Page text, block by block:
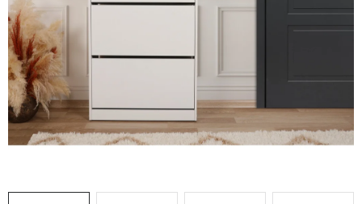
PREDSIENE
PRACOVŇA / KANCELÁRIA
KÚPEĽŇA
DETSKÉ A ŠTUDENTSKÉ